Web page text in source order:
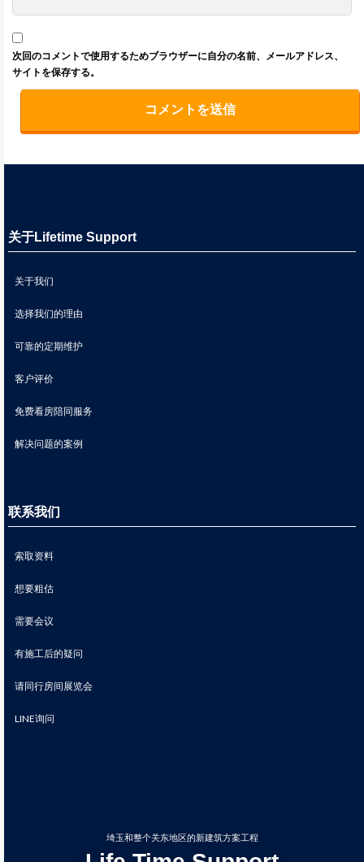
次回のコメントで使用するためブラウザーに自分の名前、メールアドレス、
サイトを保存する。
关于Lifetime Support
关于我们
选择我们的理由
可靠的定期维护
客户评价
免费看房陪同服务
解决问题的案例
联系我们
索取资料
想要粗估
需要会议
有施工后的疑问
请同行房间展览会
LINE询问
埼玉和整个关东地区的新建筑方案工程